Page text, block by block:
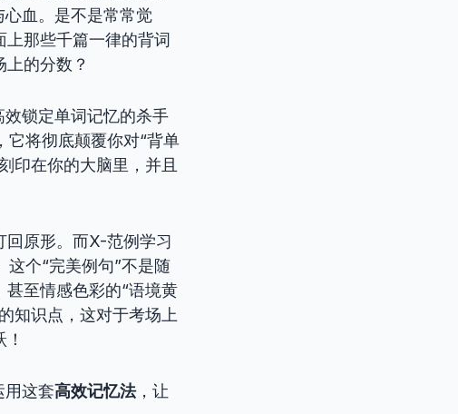
血。是不是常常觉
那些千篇一律的背词
的分数？
锁定单词记忆的杀手
它将彻底颠覆你对“背单
印在你的大脑里，并且
回原形。而X-范例学习
个“完美例句”不是随
至情感色彩的“语境黄
知识点，这对于考场上
用这套高效记忆法，让